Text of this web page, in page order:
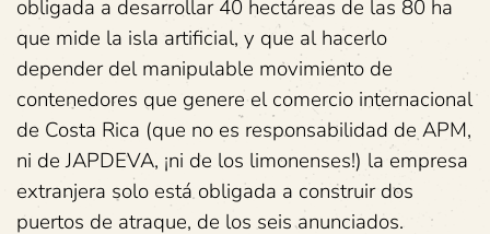
obligada a desarrollar 40 hectáreas de las 80 ha
que mide la isla artificial, y que al hacerlo
depender del manipulable movimiento de
contenedores que genere el comercio internacional
de Costa Rica (que no es responsabilidad de APM,
ni de JAPDEVA, ¡ni de los limonenses!) la empresa
extranjera solo está obligada a construir dos
puertos de atraque, de los seis anunciados.